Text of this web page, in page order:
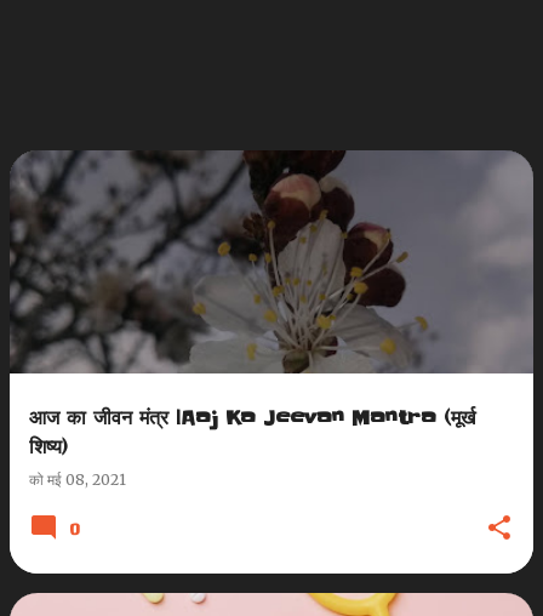
आज का जीवन मंत्र |Aaj Ka Jeevan Mantra (मूर्ख
शिष्य)
को मई 08, 2021
0